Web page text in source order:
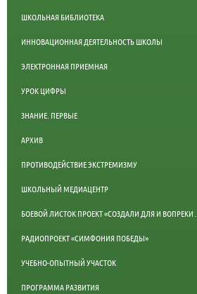
ШКОЛЬНАЯ БИБЛИОТЕКА
ИННОВАЦИОННАЯ ДЕЯТЕЛЬНОСТЬ ШКОЛЫ
ЭЛЕКТРОННАЯ ПРИЕМНАЯ
УРОК ЦИФРЫ
ЗНАНИЕ. ПЕРВЫЕ
АРХИВ
ПРОТИВОДЕЙСТВИЕ ЭКСТРЕМИЗМУ
ШКОЛЬНЫЙ МЕДИАЦЕНТР
БОЕВОЙ ЛИСТОК ПРОЕКТ «СОЗДАЛИ ДЛЯ И ВОПРЕКИ
РАДИОПРОЕКТ «СИМФОНИЯ ПОБЕДЫ»
УЧЕБНО-ОПЫТНЫЙ УЧАСТОК
ПРОГРАММА РАЗВИТИЯ